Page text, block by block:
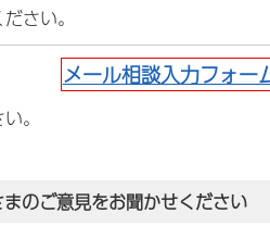
さい。
メール相談入力フォー
。
のご意見をお聞かせください